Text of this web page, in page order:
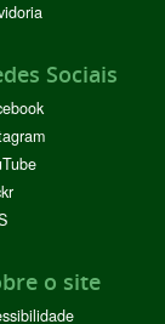
Sociais
o site